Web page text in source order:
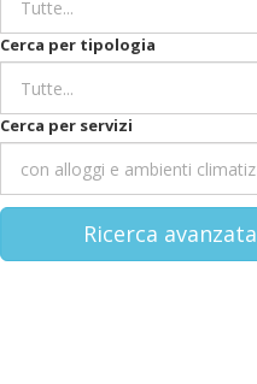
Cerca per tipologia
Cerca per servizi
Ricerca avanzata